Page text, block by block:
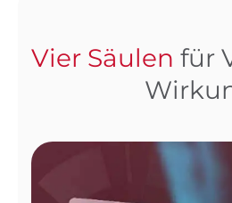
Vier Säulen für